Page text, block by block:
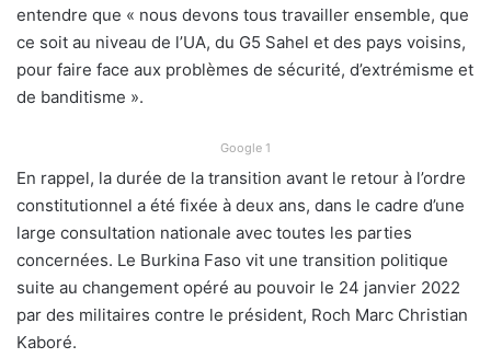
entendre que « nous devons tous travailler ensemble, que
ce soit au niveau de l’UA, du G5 Sahel et des pays voisins,
pour faire face aux problèmes de sécurité, d’extrémisme et
de banditisme ».
Google 1
En rappel, la durée de la transition avant le retour à l’ordre
constitutionnel a été fixée à deux ans, dans le cadre d’une
large consultation nationale avec toutes les parties
concernées. Le Burkina Faso vit une transition politique
suite au changement opéré au pouvoir le 24 janvier 2022
par des militaires contre le président, Roch Marc Christian
Kaboré.